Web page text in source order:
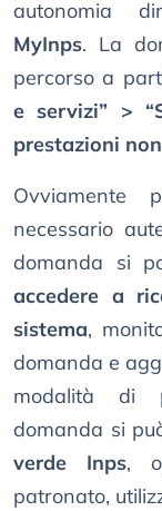
autonomia
MyInps. La
percorso a
e servizi” >
prestazioni
Ovviamente
necessario
domanda si
accedere a
sistema,
domanda e
modalità di
domanda si
verde Inps,
patronato,